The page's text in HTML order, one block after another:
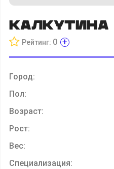
Рейтинг: 0 +
Город:
Пол:
Возраст:
Рост:
Вес:
Специализация: